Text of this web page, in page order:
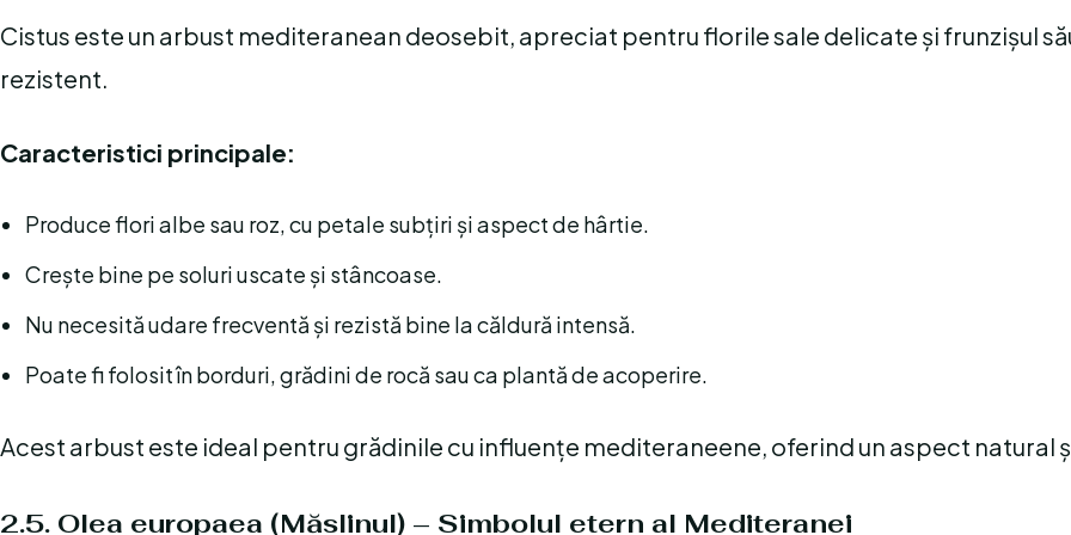
Cistus este un arbust mediteranean deosebit, apreciat pentru florile sale delicate și frunzișul
rezistent.
Caracteristici principale:
Produce flori albe sau roz, cu petale subțiri și aspect de hârtie.
Crește bine pe soluri uscate și stâncoase.
Nu necesită udare frecventă și rezistă bine la căldură intensă.
Poate fi folosit în borduri, grădini de rocă sau ca plantă de acoperire.
Acest arbust este ideal pentru grădinile cu influențe mediteraneene, oferind un aspect natural
2.5. Olea europaea (Măslinul) – Simbolul etern al Mediteranei